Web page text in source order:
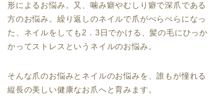
形によるお悩み。又、噛み癖やむしり癖で深爪である
方のお悩み。繰り返しのネイルで爪がぺらぺらになっ
た、ネイルをしても2．3日でかける、髪の毛にひっか
かってストレスというネイルのお悩み。
そんな爪のお悩みとネイルのお悩みを、誰もが憧れる
縦長の美しい健康なお爪へと育みます。